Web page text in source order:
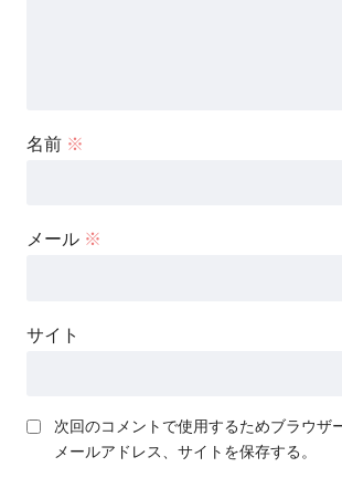
名前 ※
メール ※
サイト
次回のコメントで使用するためブラウザ
メールアドレス、サイトを保存する。